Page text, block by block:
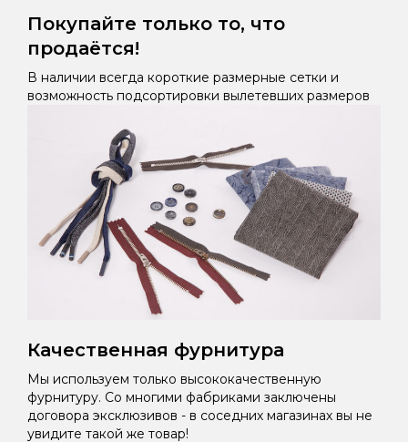
Покупайте только то, что
продаётся!
В наличии всегда короткие размерные сетки и
возможность подсортировки вылетевших размеров
Качественная фурнитура
Мы используем только высококачественную
фурнитуру. Со многими фабриками заключены
договора эксклюзивов - в соседних магазинах вы не
увидите такой же товар!